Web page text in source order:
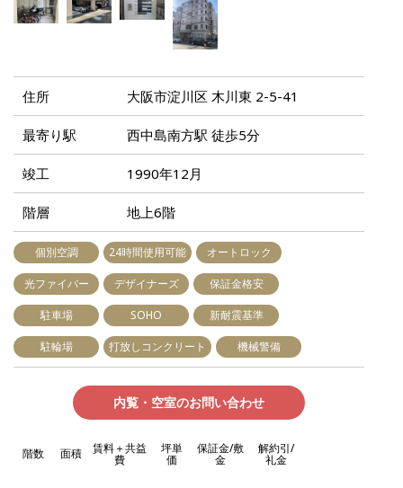
住所 大阪市淀川区 木川東 2-5-41
最寄り駅 西中島南方駅 徒歩5分
竣工 1990年12月
階層 地上6階
個別空調 24時間使用可能 オートロック
光ファイバー デザイナーズ 保証金格安
駐車場 SOHO 新耐震基準
駐輪場 打放しコンクリート 機械警備
内覧・空室のお問い合わせ
階数 面積 賃料＋共益
費
坪単
価
保証金/敷
金
解約引/
礼金